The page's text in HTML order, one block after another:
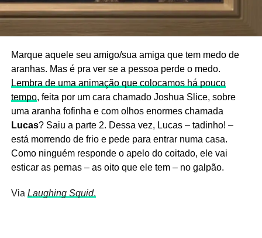
Marque aquele seu amigo/sua amiga que tem medo de
aranhas. Mas é pra ver se a pessoa perde o medo.
Lembra de uma animação que colocamos há pouco
tempo, feita por um cara chamado Joshua Slice, sobre
uma aranha fofinha e com olhos enormes chamada
Lucas? Saiu a parte 2. Dessa vez, Lucas – tadinho! –
está morrendo de frio e pede para entrar numa casa.
Como ninguém responde o apelo do coitado, ele vai
esticar as pernas – as oito que ele tem – no galpão.
Via Laughing Squid.